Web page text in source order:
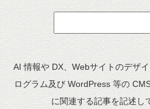
AI 情報や DX、Webサイトのデザ
ログラム及び WordPress 等の
に関連する記事を記述し